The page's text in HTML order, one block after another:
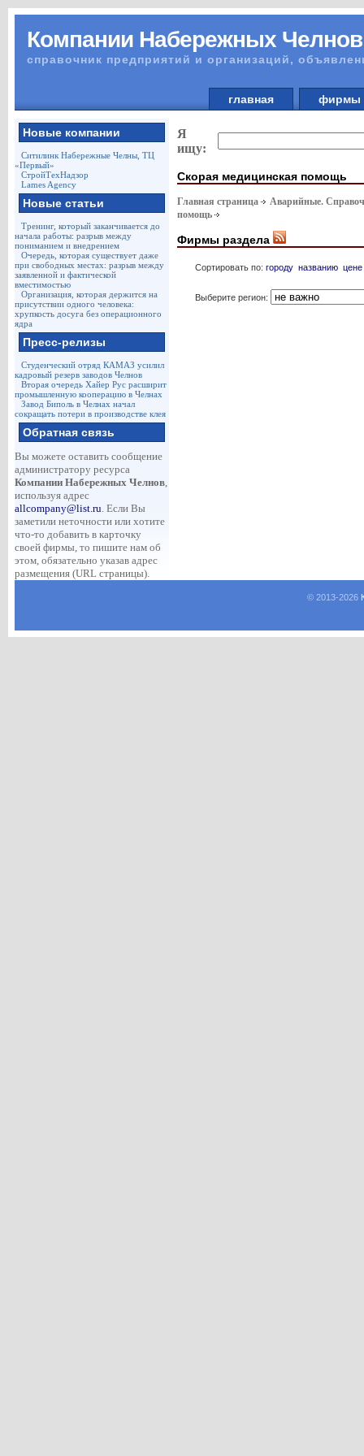
Компании Набережных Челнов
справочник предприятий и организаций,
главная
Новые компании
Ситилинк Набережные Челны, ТЦ
«Первый»
СтройТехНадзор
Lames Agency
Новые статьи
Тренинг, который заканчивается до
начала работы: разрыв между
пониманием и внедрением
Очередь, которая существует даже
при свободных местах: разрыв между
заявленной и фактической
вместимостью
Организация, которая держится на
присутствии одного человека:
хрупкость досуга без операционного
ядра
Пресс-релизы
Студенческий отряд КАМАЗ усилил
кадровый резерв заводов Челнов
Вторая очередь Хайер Рус расширит
промышленную кооперацию в Челнах
Завод Биполь в Челнах начал
сокращать потери в производстве клея
Обратная связь
Вы можете оставить сообщение
администратору ресурса
Компании Набережных Челнов,
используя адрес
allcompany@list.ru. Если Вы
заметили неточности или хотите
что-то добавить в карточку
своей фирмы, то пишите нам об
этом, обязательно указав адрес
размещения (URL страницы).
Я
ищу:
Скорая медицинская помощь
Главная страница
Аварийные.
помощь
Фирмы раздела
Сортировать по: городу названию цене
Выберите регион:
© 2013-2026